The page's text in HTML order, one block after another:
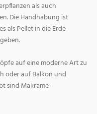
als auch
Die Handhabung ist
als Pellet in die Erde
auf eine moderne Art zu
oder auf Balkon und
sind Makrame-